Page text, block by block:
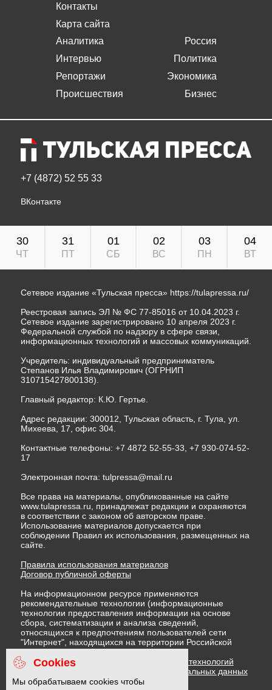
Контакты
Карта сайта
Аналитика
Интервью
Репортажи
Происшествия
Россия
Политика
Экономика
Бизнес
+7 (4872) 52 55 33
ВКонтакте
30
ЧТ
31
ПТ
01
СБ
02
ВС
03
ПН
04
ВТ
Сетевое издание «Тульская пресса» https://tulapressa.ru/
Реестровая запись ЭЛ № ФС 77-85016 от 10.04.2023 г.
Сетевое издание зарегистрировано 10 апреля 2023 г.
Федеральной службой по надзору в сфере связи,
информационных технологий и массовых коммуникаций.
Учредитель: индивидуальный предприниматель
Степанов Илья Владимирович (ОГРНИП
310715427800138).
Главный редактор: К.Ю. Гертье.
Адрес редакции: 300012, Тульская область, г. Тула, ул.
Михеева, 17, офис 304.
Контактные телефоны: +7 4872 52-55-33, +7 930-074-52-
17
Электронная почта: tulpressa@mail.ru
Все права на материалы, опубликованные на сайте
www.tulapressa.ru, принадлежат редакции и охраняются
в соответствии с законом об авторском праве.
Использование материалов допускается при
соблюдении Правил их использования, размещенных на
сайте.
Правила использования материалов
Договор публичной оферты
На информационном ресурсе применяются
рекомендательные технологии (информационные
технологии предоставления информации на основе
сбора, систематизации и анализа сведений,
относящихся к предпочтениям пользователей сети
"Интернет", находящихся на территории Российской
Федерации)
Правила применения рекомендательных технологий
Политика в отношении обработки персональных данных
Политика обработки файлов cookie
Cookies
Мы обрабатываем cookies чтобы